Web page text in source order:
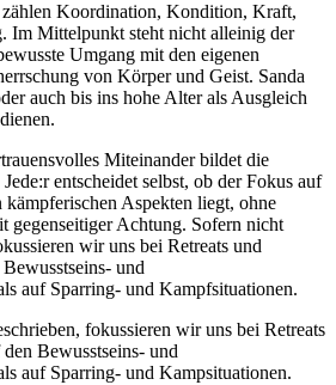
Koordination, Kondition, Kraft,
Im Mittelpunkt steht nicht alleinig der
Umgang mit den eigenen
von Körper und Geist. Sanda
auch bis ins hohe Alter als Ausgleich
Miteinander bildet die
entscheidet selbst, ob der Fokus auf
Aspekten liegt, ohne
gegenseitiger Achtung. Sofern nicht
wir uns bei Retreats und
und
auf Sparring- und Kampfsituationen.
fokussieren wir uns bei Retreats
Bewusstseins- und
auf Sparring- und Kampsituationen.